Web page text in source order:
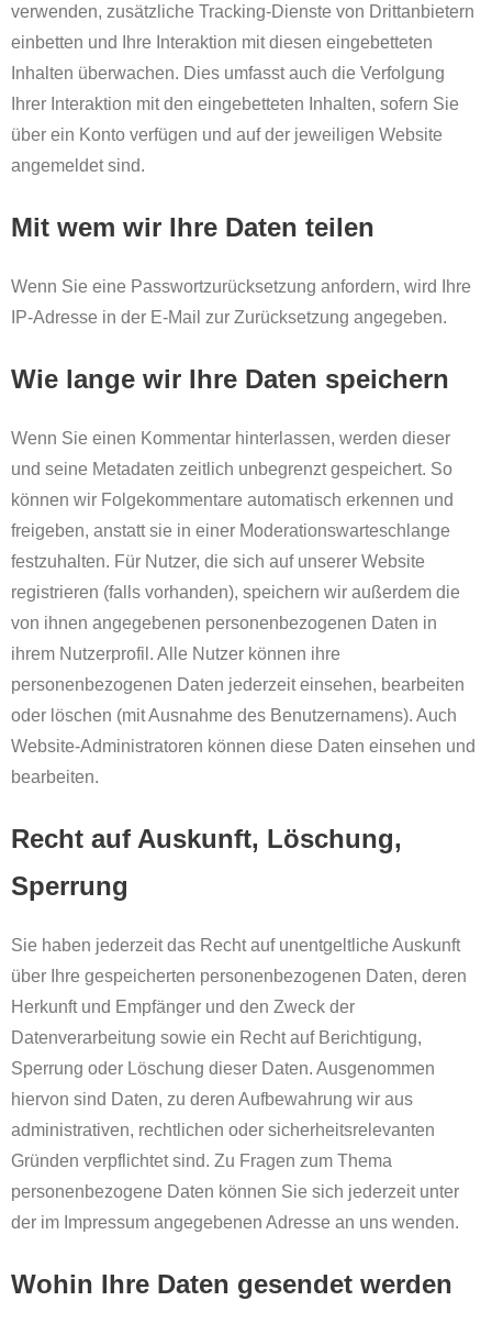
verwenden, zusätzliche Tracking-Dienste von Drittanbietern
einbetten und Ihre Interaktion mit diesen eingebetteten
Inhalten überwachen. Dies umfasst auch die Verfolgung
Ihrer Interaktion mit den eingebetteten Inhalten, sofern Sie
über ein Konto verfügen und auf der jeweiligen Website
angemeldet sind.
Mit wem wir Ihre Daten teilen
Wenn Sie eine Passwortzurücksetzung anfordern, wird Ihre
IP-Adresse in der E-Mail zur Zurücksetzung angegeben.
Wie lange wir Ihre Daten speichern
Wenn Sie einen Kommentar hinterlassen, werden dieser
und seine Metadaten zeitlich unbegrenzt gespeichert. So
können wir Folgekommentare automatisch erkennen und
freigeben, anstatt sie in einer Moderationswarteschlange
festzuhalten. Für Nutzer, die sich auf unserer Website
registrieren (falls vorhanden), speichern wir außerdem die
von ihnen angegebenen personenbezogenen Daten in
ihrem Nutzerprofil. Alle Nutzer können ihre
personenbezogenen Daten jederzeit einsehen, bearbeiten
oder löschen (mit Ausnahme des Benutzernamens). Auch
Website-Administratoren können diese Daten einsehen und
bearbeiten.
Recht auf Auskunft, Löschung,
Sperrung
Sie haben jederzeit das Recht auf unentgeltliche Auskunft
über Ihre gespeicherten personenbezogenen Daten, deren
Herkunft und Empfänger und den Zweck der
Datenverarbeitung sowie ein Recht auf Berichtigung,
Sperrung oder Löschung dieser Daten. Ausgenommen
hiervon sind Daten, zu deren Aufbewahrung wir aus
administrativen, rechtlichen oder sicherheitsrelevanten
Gründen verpflichtet sind. Zu Fragen zum Thema
personenbezogene Daten können Sie sich jederzeit unter
der im Impressum angegebenen Adresse an uns wenden.
Wohin Ihre Daten gesendet werden